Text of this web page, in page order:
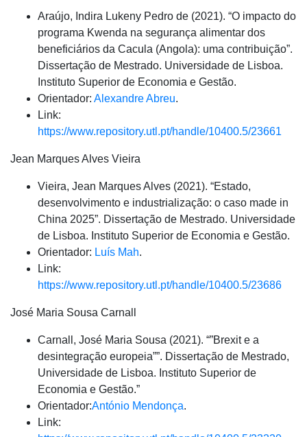
Araújo, Indira Lukeny Pedro de (2021). “O impacto do
programa Kwenda na segurança alimentar dos
beneficiários da Cacula (Angola): uma contribuição”.
Dissertação de Mestrado. Universidade de Lisboa.
Instituto Superior de Economia e Gestão.
Orientador: Alexandre Abreu.
Link:
https://www.repository.utl.pt/handle/10400.5/23661
Jean Marques Alves Vieira
Vieira, Jean Marques Alves (2021). “Estado,
desenvolvimento e industrialização: o caso made in
China 2025”. Dissertação de Mestrado. Universidade
de Lisboa. Instituto Superior de Economia e Gestão.
Orientador: Luís Mah.
Link:
https://www.repository.utl.pt/handle/10400.5/23686
José Maria Sousa Carnall
Carnall, José Maria Sousa (2021). “”Brexit e a
desintegração europeia””. Dissertação de Mestrado,
Universidade de Lisboa. Instituto Superior de
Economia e Gestão.”
Orientador:António Mendonça.
Link: